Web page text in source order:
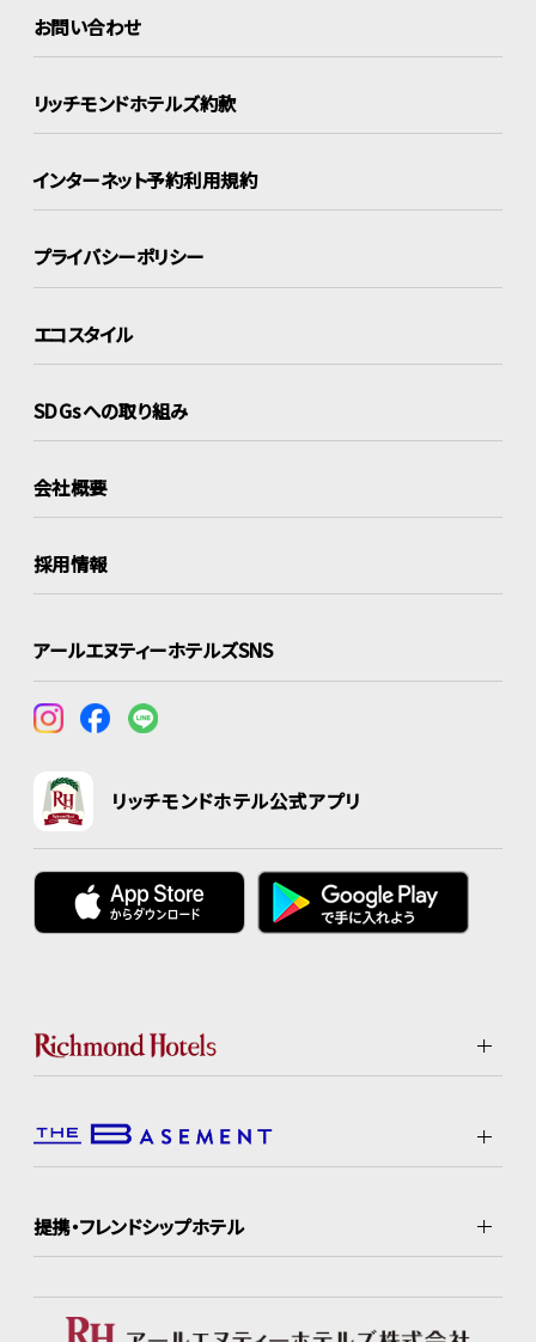
お問い合わせ
リッチモンドホテルズ約款
インターネット予約利用規約
プライバシーポリシー
エコスタイル
SDGsへの取り組み
会社概要
採用情報
アールエヌティーホテルズSNS
リッチモンドホテル公式アプリ
提携・フレンドシップホテル